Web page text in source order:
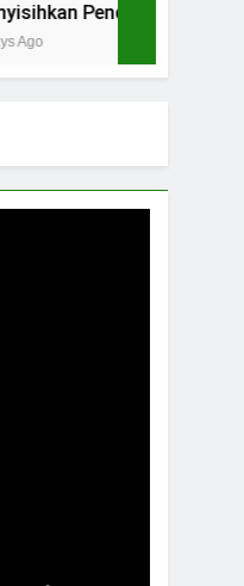
Pas-Pasan untuk